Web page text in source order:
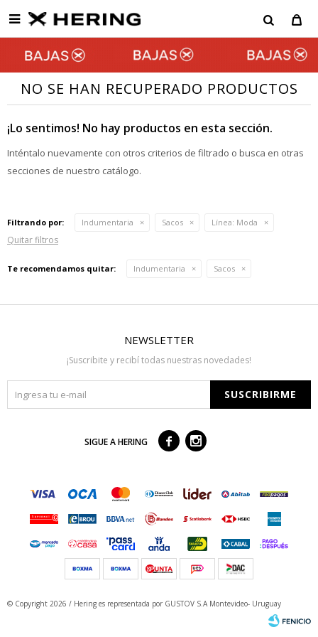

NO SE HAN RECUPERADO PRODUCTOS
¡Lo sentimos! No hay productos en esta sección.
Inténtalo nuevamente con otros criterios de filtrado o busca en otras
secciones de nuestro catálogo.
Filtrando por: Indumentaria Sacos Línea: Moda
Quitar filtros
Te recomendamos quitar: Indumentaria Sacos
NEWSLETTER
¡Suscribite y recibí todas nuestras novedades!
SUSCRIBIRME
SIGUE A HERING  
© Copyright 2026 / Hering es representada por GUSTOV S.A Montevideo- Uruguay